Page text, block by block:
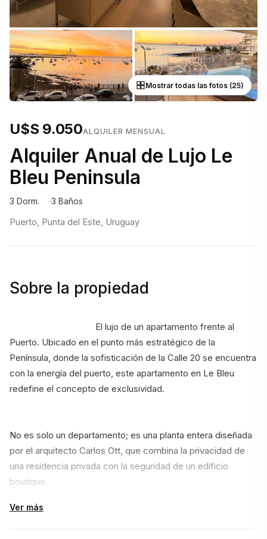
Mostrar todas las fotos (25)
U$S 9.050ALQUILER MENSUAL
Alquiler Anual de Lujo Le
Bleu Peninsula
3 Dorm. 3 Baños
Puerto, Punta del Este, Uruguay
Sobre la propiedad
Puerto. Ubicado en el punto más estratégico de la
Península, donde la sofisticación de la Calle 20 se encuentra
con la energía del puerto, este apartamento en Le Bleu
redefine el concepto de exclusividad.
No es solo un departamento; es una planta entera diseñada
por el arquitecto Carlos Ott, que combina la privacidad de
una residencia privada con la seguridad de un edificio
boutique.
La Propiedad:
Ver más